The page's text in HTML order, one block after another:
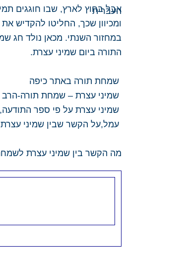
אבל בחוץ לארץ, שבו חוגגים
ומכיוון שכך, החליטו להקדיש
במחזור השנתי. מכאן נולד חג
התורה ביום שמיני עצרת.
שמחת תורה באתר כיפה
שמיני עצרת – שמחת תורה-הרב
שמיני עצרת על פי ספר
עמל,על הקשר שבין שמיני
מה הקשר בין שמיני עצרת